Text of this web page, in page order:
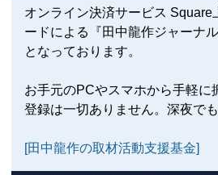
オンライン決済サービス Square
ードによる『田中龍作ジャーナ
となっております。
お手元のPCやスマホから手軽に
登録は一切ありません。深夜でも
[田中龍作の取材活動支援基金]